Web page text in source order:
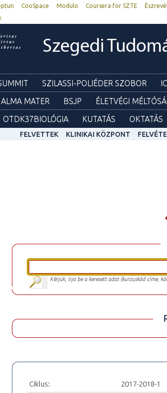
CooSpace Modulo Coursera for SZTE
Szegedi
SZILASSI-POLIÉDER SZOBOR
ALMA MATER BSJP ÉLETVÉGI
OTDK37BIOLÓGIA KUTATÁS OKTATÁS
FELVETTEK KLINIKAI KÖZPONT
Kérjük, írja be a keresett adat (kurzuskód címe,
Ciklus:
2017-2018-1